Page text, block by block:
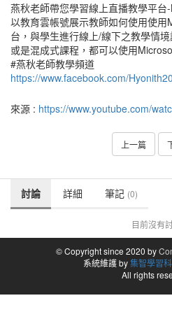
燕秋老師帶您學習線上直播教學平台
以教育雲帳號展示教師如何使用使
台，與學生進行線上/線下之教學情
或是混成式課程，都可以使用
#燕秋老師教學頻道
https://www.facebook.com/
來源 : https://www.youtube.com/
上一篇
討論 詳細 筆記 (0)
目前沒有
© Copyright since 2020 by
系統維護 by集智學習
All rights